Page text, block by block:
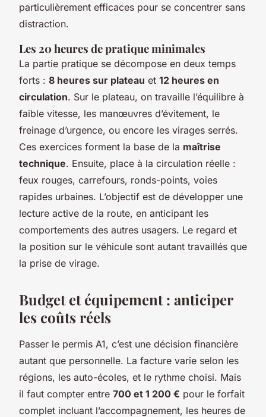
particulièrement efficaces pour se concentrer sans
distraction.
Les 20 heures de pratique minimales
La partie pratique se décompose en deux temps
forts : 8 heures sur plateau et 12 heures en
circulation. Sur le plateau, on travaille l’équilibre à
faible vitesse, les manœuvres d’évitement, le
freinage d’urgence, ou encore les virages serrés.
Ces exercices forment la base de la maîtrise
technique. Ensuite, place à la circulation réelle :
feux rouges, carrefours, ronds-points, voies
rapides urbaines. L’objectif est de développer une
lecture active de la route, en anticipant les
comportements des autres usagers. Le regard et
la position sur le véhicule sont autant travaillés que
la prise de virage.
Budget et équipement : anticiper
les coûts réels
Passer le permis A1, c’est une décision financière
autant que personnelle. La facture varie selon les
régions, les auto-écoles, et le rythme choisi. Mais
il faut compter entre 700 et 1 200 € pour le forfait
complet incluant l’accompagnement, les heures de